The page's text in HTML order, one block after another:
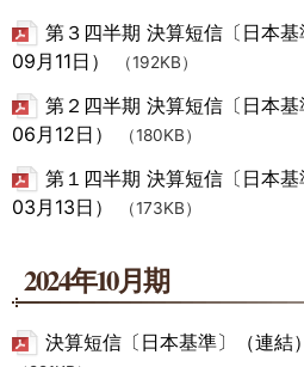
第３四半期 決算短信〔日本
09月11日）
（192KB）
第２四半期 決算短信〔日本
06月12日）
（180KB）
第１四半期 決算短信〔日本
03月13日）
（173KB）
2024年10月期
決算短信〔日本基準〕（連結